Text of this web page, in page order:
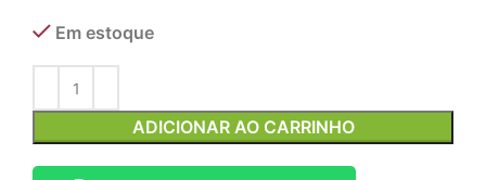
Em estoque
ADICIONAR AO CARRINHO